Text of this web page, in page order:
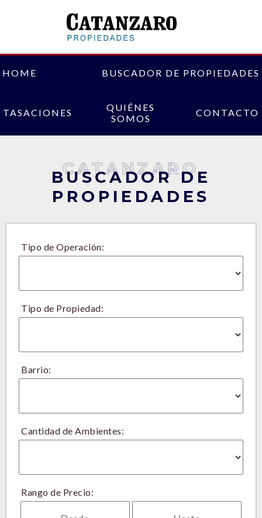
HOME BUSCADOR DE PROPIEDADES
TASACIONES
QUIÉNES
SOMOS
CONTACTO
CATANZARO
BUSCADOR DE
PROPIEDADES
Tipo de Operación:
Tipo de Propiedad:
Barrio:
Cantidad de Ambientes:
Rango de Precio: